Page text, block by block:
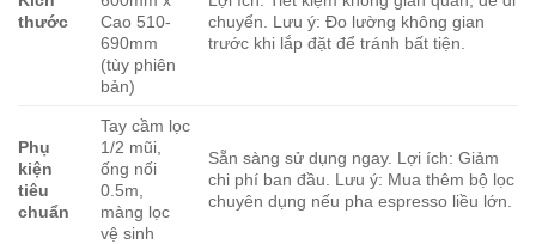
thước
Cao 510-
690mm
(tùy phiên
bản)
chuyển. Lưu ý: Đo lường không gian
trước khi lắp đặt để tránh bất tiện.
Phụ
kiện
tiêu
chuẩn
Tay cầm lọc
1/2 mũi,
ống nối
0.5m,
màng lọc
vệ sinh
Sẵn sàng sử dụng ngay. Lợi ích: Giảm
chi phí ban đầu. Lưu ý: Mua thêm bộ lọc
chuyên dụng nếu pha espresso liều lớn.